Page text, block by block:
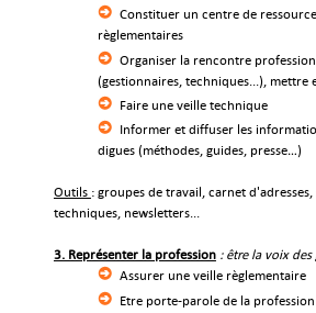
Constituer un centre de
règlementaires
Organiser la rencontre
(gestionnaires, techniques...), mettre
Faire une veille technique
Informer et diffuser les
digues (méthodes, guides, presse…)
Outils : groupes de travail, carnet
techniques, newsletters...
3. Représenter la profession: être la voix des
Assurer une veille règlementaire
Etre porte-parole de la profession